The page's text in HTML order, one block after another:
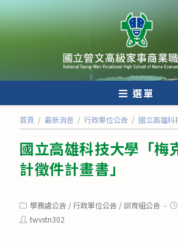
跳
轉
至
內
選單
首頁 / 最新消息 / 行政單位公告 / 國立高雄科
國立高雄科技大學「梅
計徵件計畫書」
Post
category:
學務處公告 /行政單位公告 /訓育組公告
Posttwvstn302